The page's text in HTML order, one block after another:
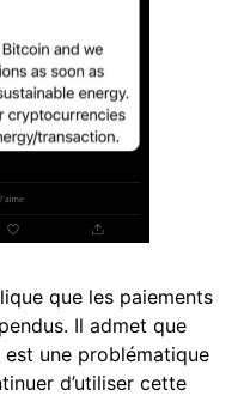
que les paiements
Il admet que
une problématique
d’utiliser cette